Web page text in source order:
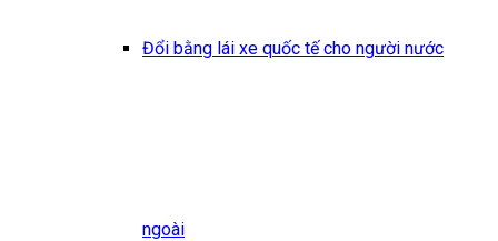
Đổi bằng lái xe quốc tế cho người nước
ngoài